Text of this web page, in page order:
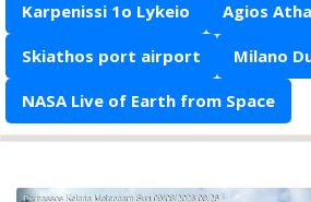
Karpenissi 1o Lykeio Agios
Skiathos port airport Milano
NASA Live of Earth from Space